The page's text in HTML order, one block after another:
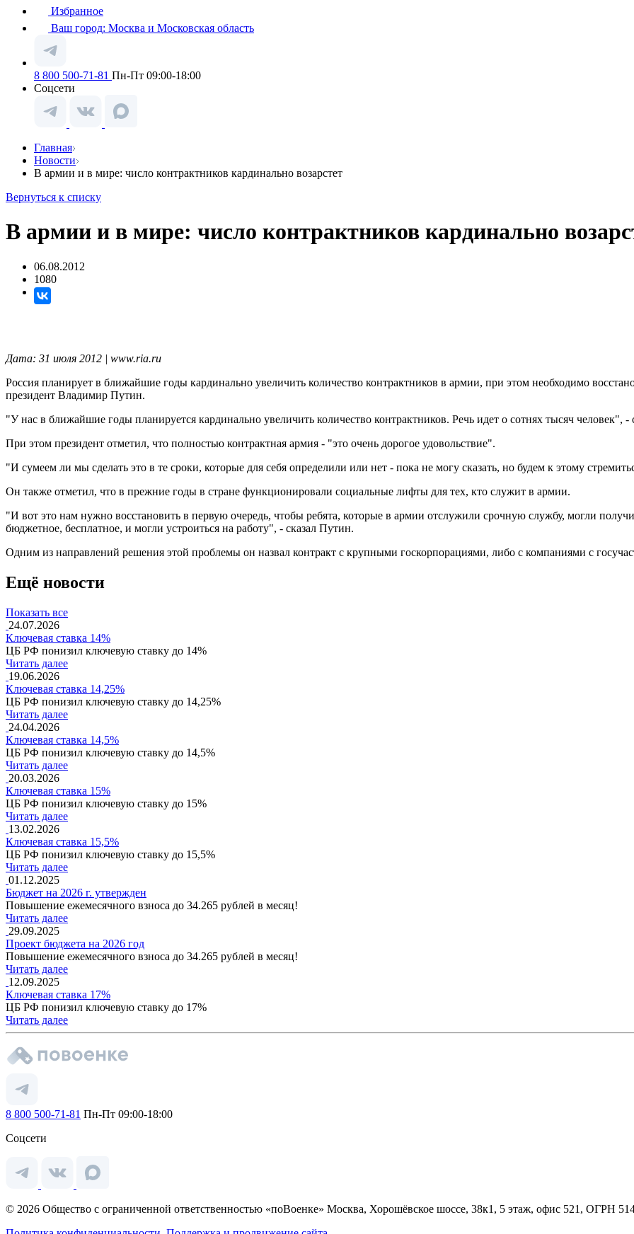
Избранное
Ваш город: Москва и Московская область
8 800 500-71-81 Пн-Пт 09:00-18:00
Соцсети
Главная
Новости
В армии и в мире: число контрактников кардинально возарстет
Вернуться к списку
В армии и в мире: число контрактников кардинально
06.08.2012
1080
Дата: 31 июля 2012 | www.ria.ru
Россия планирует в ближайшие годы кардинально увеличить количество контрактников в армии, при этом необходимо
президент Владимир Путин.
"У нас в ближайшие годы планируется кардинально увеличить количество контрактников. Речь идет о сотнях тысяч человек", -
При этом президент отметил, что полностью контрактная армия - "это очень дорогое удовольствие".
"И сумеем ли мы сделать это в те сроки, которые для себя определили или нет - пока не могу сказать, но будем к этому
Он также отметил, что в прежние годы в стране функционировали социальные лифты для тех, кто служит в армии.
"И вот это нам нужно восстановить в первую очередь, чтобы ребята, которые в армии отслужили срочную службу, могли
бюджетное, бесплатное, и могли устроиться на работу", - сказал Путин.
Одним из направлений решения этой проблемы он назвал контракт с крупными госкорпорациями, либо с компаниями с
Ещё новости
Показать все
24.07.2026
Ключевая ставка 14%
ЦБ РФ понизил ключевую ставку до 14%
Читать далее
19.06.2026
Ключевая ставка 14,25%
ЦБ РФ понизил ключевую ставку до 14,25%
Читать далее
24.04.2026
Ключевая ставка 14,5%
ЦБ РФ понизил ключевую ставку до 14,5%
Читать далее
20.03.2026
Ключевая ставка 15%
ЦБ РФ понизил ключевую ставку до 15%
Читать далее
13.02.2026
Ключевая ставка 15,5%
ЦБ РФ понизил ключевую ставку до 15,5%
Читать далее
01.12.2025
Бюджет на 2026 г. утвержден
Повышение ежемесячного взноса до 34.265 рублей в месяц!
Читать далее
29.09.2025
Проект бюджета на 2026 год
Повышение ежемесячного взноса до 34.265 рублей в месяц!
Читать далее
12.09.2025
Ключевая ставка 17%
ЦБ РФ понизил ключевую ставку до 17%
Читать далее
8 800 500-71-81 Пн-Пт 09:00-18:00
Соцсети
© 2026 Общество с ограниченной ответственностью «поВоенке» Москва, Хорошёвское шоссе, 38к1, 5 этаж, офис 521, ОГРН